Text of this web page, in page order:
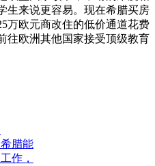
生来说更容易。现在希腊买房
万欧元商改住的低价通道花费
往欧洲其他国家接受顶级教育
腊能
作，